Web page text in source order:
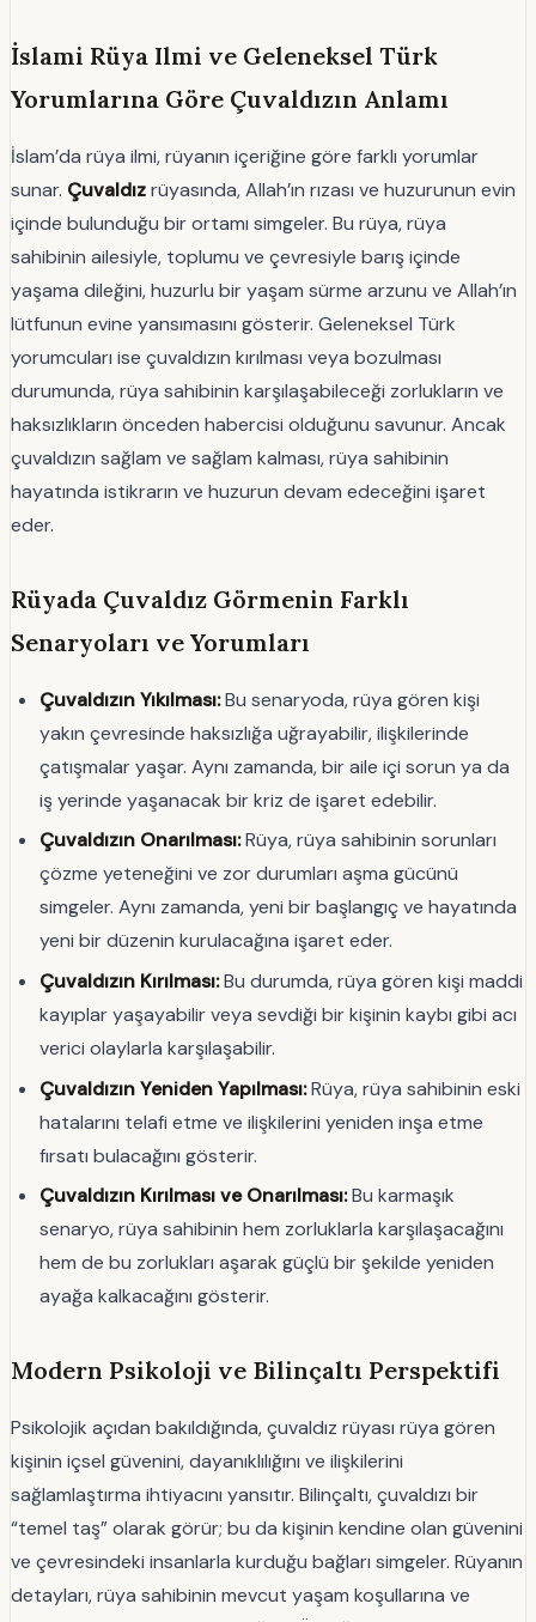
İslami Rüya Ilmi ve Geleneksel Türk
Yorumlarına Göre Çuvaldızın Anlamı
İslam’da rüya ilmi, rüyanın içeriğine göre farklı yorumlar
sunar. Çuvaldızrüyasında, Allah’ın rızası ve huzurunun evin
içinde bulunduğu bir ortamı simgeler. Bu rüya, rüya
sahibinin ailesiyle, toplumu ve çevresiyle barış içinde
yaşama dileğini, huzurlu bir yaşam sürme arzunu ve Allah’ın
lütfunun evine yansımasını gösterir. Geleneksel Türk
yorumcuları ise çuvaldızın kırılması veya bozulması
durumunda, rüya sahibinin karşılaşabileceği zorlukların ve
haksızlıkların önceden habercisi olduğunu savunur. Ancak
çuvaldızın sağlam ve sağlam kalması, rüya sahibinin
hayatında istikrarın ve huzurun devam edeceğini işaret
eder.
Rüyada Çuvaldız Görmenin Farklı
Senaryoları ve Yorumları
Çuvaldızın Yıkılması:Bu senaryoda, rüya gören kişi
yakın çevresinde haksızlığa uğrayabilir, ilişkilerinde
çatışmalar yaşar. Aynı zamanda, bir aile içi sorun ya da
iş yerinde yaşanacak bir kriz de işaret edebilir.
Çuvaldızın Onarılması:Rüya, rüya sahibinin sorunları
çözme yeteneğini ve zor durumları aşma gücünü
simgeler. Aynı zamanda, yeni bir başlangıç ve hayatında
yeni bir düzenin kurulacağına işaret eder.
Çuvaldızın Kırılması:Bu durumda, rüya gören kişi maddi
kayıplar yaşayabilir veya sevdiği bir kişinin kaybı gibi acı
verici olaylarla karşılaşabilir.
Çuvaldızın Yeniden Yapılması:Rüya, rüya sahibinin eski
hatalarını telafi etme ve ilişkilerini yeniden inşa etme
fırsatı bulacağını gösterir.
Çuvaldızın Kırılması ve Onarılması:Bu karmaşık
senaryo, rüya sahibinin hem zorluklarla karşılaşacağını
hem de bu zorlukları aşarak güçlü bir şekilde yeniden
ayağa kalkacağını gösterir.
Modern Psikoloji ve Bilinçaltı Perspektifi
Psikolojik açıdan bakıldığında, çuvaldız rüyası rüya gören
kişinin içsel güvenini, dayanıklılığını ve ilişkilerini
sağlamlaştırma ihtiyacını yansıtır. Bilinçaltı, çuvaldızı bir
“temel taş” olarak görür; bu da kişinin kendine olan güvenini
ve çevresindeki insanlarla kurduğu bağları simgeler. Rüyanın
detayları, rüya sahibinin mevcut yaşam koşullarına ve